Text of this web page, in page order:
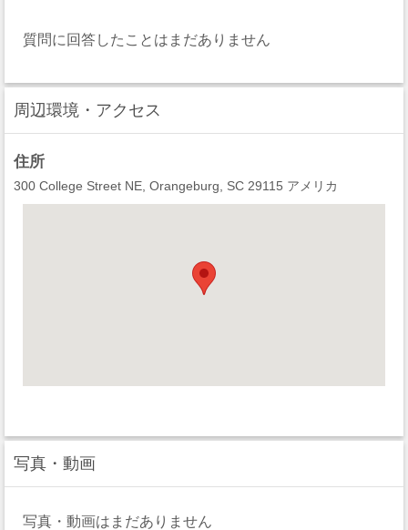
質問に回答したことはまだありません
周辺環境・アクセス
住所
300 College Street NE, Orangeburg, SC 29115 アメリカ
写真・動画
写真・動画はまだありません